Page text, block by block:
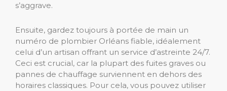
s’aggrave.
Ensuite, gardez toujours à portée de main un
numéro de plombier Orléans fiable, idéalement
celui d’un artisan offrant un service d’astreinte 24/7.
Ceci est crucial, car la plupart des fuites graves ou
pannes de chauffage surviennent en dehors des
horaires classiques. Pour cela, vous pouvez utiliser